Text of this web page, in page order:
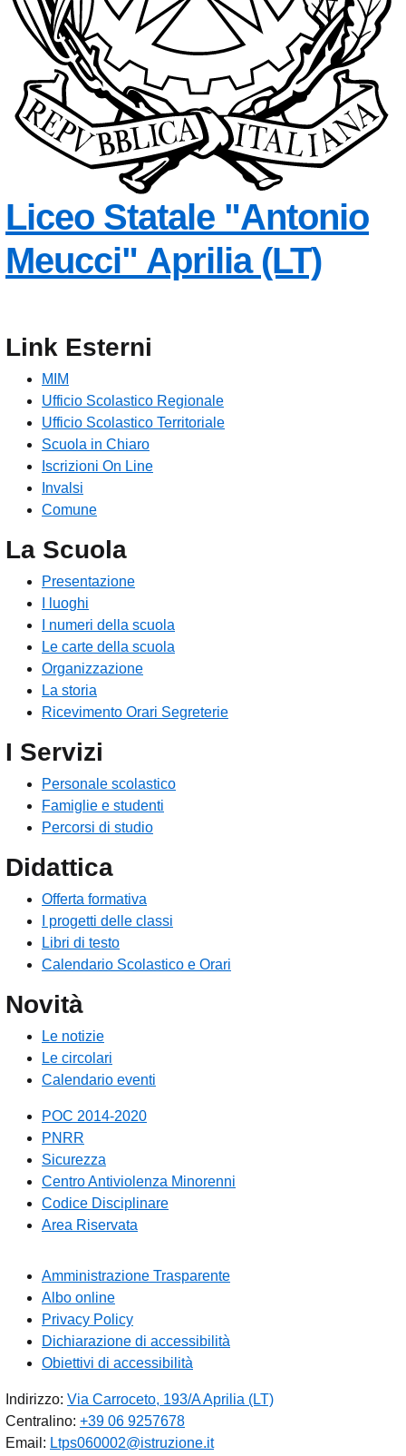
Liceo Statale "Antonio
Meucci" Aprilia (LT)
Link Esterni
MIM
Ufficio Scolastico Regionale
Ufficio Scolastico Territoriale
Scuola in Chiaro
Iscrizioni On Line
Invalsi
Comune
La Scuola
Presentazione
I luoghi
I numeri della scuola
Le carte della scuola
Organizzazione
La storia
Ricevimento Orari Segreterie
I Servizi
Personale scolastico
Famiglie e studenti
Percorsi di studio
Didattica
Offerta formativa
I progetti delle classi
Libri di testo
Calendario Scolastico e Orari
Novità
Le notizie
Le circolari
Calendario eventi
POC 2014-2020
PNRR
Sicurezza
Centro Antiviolenza Minorenni
Codice Disciplinare
Area Riservata
Amministrazione Trasparente
Albo online
Privacy Policy
Dichiarazione di accessibilità
Obiettivi di accessibilità
Indirizzo: Via Carroceto, 193/A Aprilia (LT)
Centralino: +39 06 9257678
Email: Ltps060002@istruzione.it